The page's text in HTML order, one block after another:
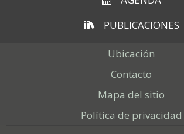
PUBLICACIONES
Ubicación
Contacto
Mapa del sitio
Política de privacidad